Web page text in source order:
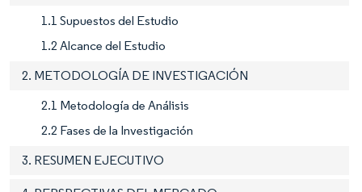
1.1 Supuestos del Estudio
1.2 Alcance del Estudio
2. METODOLOGÍA DE INVESTIGACIÓN
2.1 Metodología de Análisis
2.2 Fases de la Investigación
3. RESUMEN EJECUTIVO